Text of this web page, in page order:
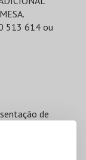
513 614 ou
de